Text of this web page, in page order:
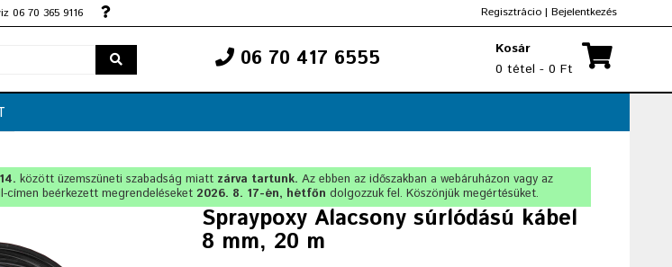
06 70 365 9116
Regisztrácio | Bejelentkezés
06 70 417 6555
Kosár
0 tétel - 0 Ft
között üzemszüneti szabadság miatt zárva tartunk. Az ebben az időszakban a webáruházon vagy az
címen beérkezett megrendeléseket 2026. 8. 17-én, hétfőn dolgozzuk fel. Köszönjük megértésüket.
Spraypoxy Alacsony súrlódású kábel
8 mm, 20 m